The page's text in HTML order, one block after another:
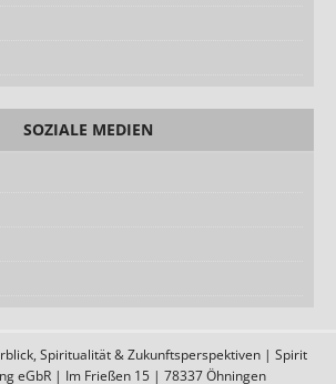
SOZIALE MEDIEN
Spiritualität & Zukunftsperspektiven | Spirit
eGbR | Im Frießen 15 | 78337 Öhningen